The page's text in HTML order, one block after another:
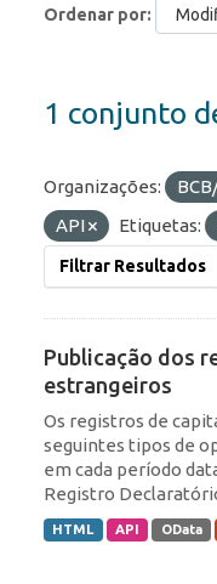
Ordenar por
1 conjunto
Organizações:
API
Etiquetas:
Filtrar Resultados
Publicação dos
estrangeiros
Os registros de
seguintes tipos de
em cada período
Registro
HTML API OData